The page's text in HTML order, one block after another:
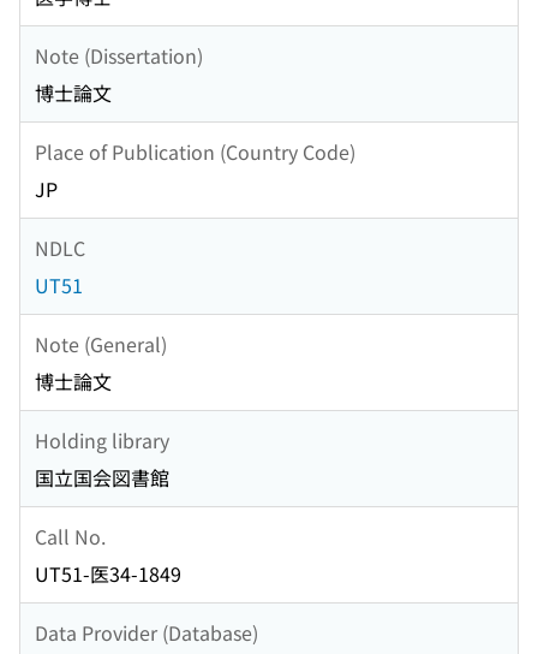
Note (Dissertation)
博士論文
Place of Publication (Country Code)
JP
NDLC
UT51
Note (General)
博士論文
Holding library
国立国会図書館
Call No.
UT51-医34-1849
Data Provider (Database)